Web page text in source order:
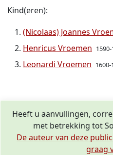
Kind(eren):
(Nicolaas) Joannes
Henricus Vroemen
Leonardi Vroemen 1600-
Heeft u aanvullingen,
met betrekking tot
De auteur van deze
graag